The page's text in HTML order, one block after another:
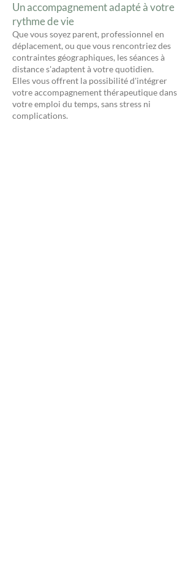
Un accompagnement adapté à votre
rythme de vie
Que vous soyez parent, professionnel en
déplacement, ou que vous rencontriez des
contraintes géographiques, les séances à
distance s'adaptent à votre quotidien.
Elles vous offrent la possibilité d'intégrer
votre accompagnement thérapeutique dans
votre emploi du temps, sans stress ni
complications.